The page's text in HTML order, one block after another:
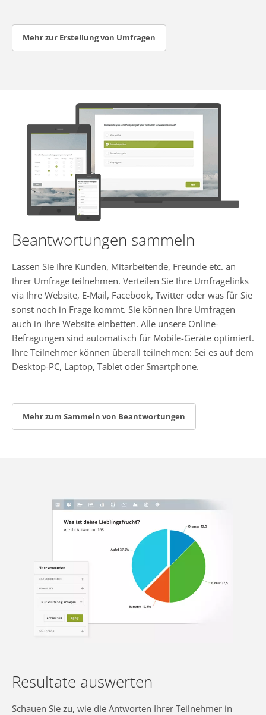
Mehr zur Erstellung von Umfragen
Beantwortungen sammeln
Lassen Sie Ihre Kunden, Mitarbeitende, Freunde etc. an
Ihrer Umfrage teilnehmen. Verteilen Sie Ihre Umfragelinks
via Ihre Website, E-Mail, Facebook, Twitter oder was für Sie
sonst noch in Frage kommt. Sie können Ihre Umfragen
auch in Ihre Website einbetten. Alle unsere Online-
Befragungen sind automatisch für Mobile-Geräte optimiert.
Ihre Teilnehmer können überall teilnehmen: Sei es auf dem
Desktop-PC, Laptop, Tablet oder Smartphone.
Mehr zum Sammeln von Beantwortungen
Resultate auswerten
Schauen Sie zu, wie die Antworten Ihrer Teilnehmer in